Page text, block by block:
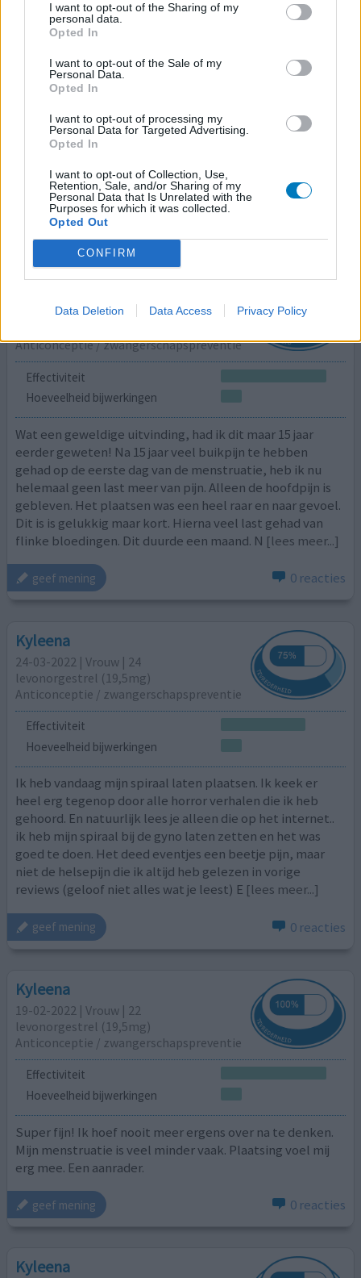
I want to opt-out of the Sharing of my
personal data.
Opted In
I want to opt-out of the Sale of my
Personal Data.
Opted In
I want to opt-out of processing my
Personal Data for Targeted Advertising.
Opted In
I want to opt-out of Collection, Use,
Retention, Sale, and/or Sharing of my
Personal Data that Is Unrelated with the
Purposes for which it was collected.
Opted Out
CONFIRM
Data Deletion Data Access Privacy Policy
Effectiviteit
Hoeveelheid bijwerkingen
Enkele maanden na mijn bevalling een Kyleena laten
zetten. Het zetten zelf viel me erg mee (het zal wel
baarmoedermond dus iets minder nauw). In eerste
instantie blij mee. Echter, kwam ik er na een half jaar
achter dat de spiraal niet meer in mijn baarmoeder te
vinden was! Na onderzoek bleek dat hij de baarmoeder
had geperfo[lees meer...]
geef mening
01-04-2022 | Vrouw | 30
Anticonceptie / zwangerschapspreventie
Effectiviteit
Hoeveelheid bijwerkingen
Wat een geweldige uitvinding, had ik dit maar 15 jaar
eerder geweten! Na 15 jaar veel buikpijn te hebben
gehad op de eerste dag van de menstruatie, heb ik nu
helemaal geen last meer van pijn. Alleen de hoofdpijn is
gebleven. Het plaatsen was een heel raar en naar gevoel.
Dit is is gelukkig maar kort. Hierna veel last gehad van
flinke bloedingen. Dit duurde een maand. N [lees meer...]
geef mening 0 reacties
Kyleena
24-03-2022 | Vrouw | 24
levonorgestrel (19,5mg)
Anticonceptie / zwangerschapspreventie
Effectiviteit
Hoeveelheid bijwerkingen
Ik heb vandaag mijn spiraal laten plaatsen. Ik keek er
heel erg tegenop door alle horror verhalen die ik heb
gehoord. En natuurlijk lees je alleen die op het internet..
ik heb mijn spiraal bij de gyno laten zetten en het was
goed te doen. Het deed eventjes een beetje pijn, maar
niet de helsepijn die ik altijd heb gelezen in vorige
reviews (geloof niet alles wat je leest) E [lees meer...]
geef mening 0 reacties
Kyleena
19-02-2022 | Vrouw | 22
levonorgestrel (19,5mg)
Anticonceptie / zwangerschapspreventie
Effectiviteit
Hoeveelheid bijwerkingen
Super fijn! Ik hoef nooit meer ergens over na te denken.
Mijn menstruatie is veel minder vaak. Plaatsing voel mij
erg mee. Een aanrader.
geef mening 0 reacties
Kyleena